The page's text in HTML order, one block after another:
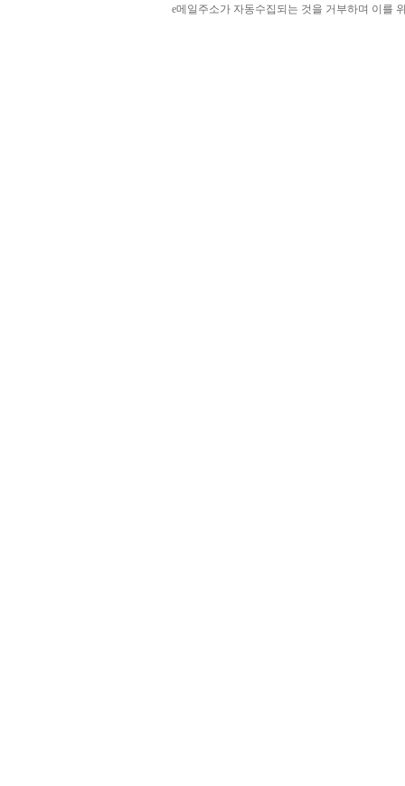
e메일주소가 자동수집되는 것을 거부하며 이를